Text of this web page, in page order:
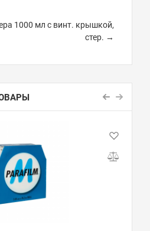
1000 мл с винт. крышкой,
стер. →